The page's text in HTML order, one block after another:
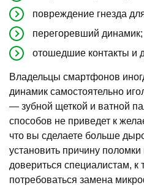
повреждение гнезда
перегоревший динамик;
отошедшие контакты и
Владельцы смартфонов
динамик самостоятельно
— зубной щеткой и ватной
способов не приведет к
что вы сделаете больше
установить причину
довериться специалистам,
потребоваться замена